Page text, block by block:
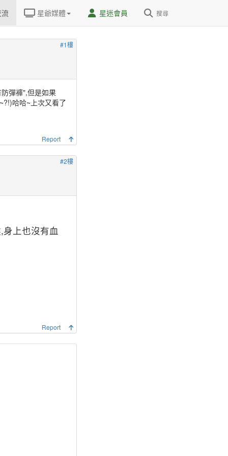
星爺媒體 星迷會員 搜尋
#1樓
彈褲",但是如果
哈哈~上次又看了
Report
#2樓
上也沒有血
Report